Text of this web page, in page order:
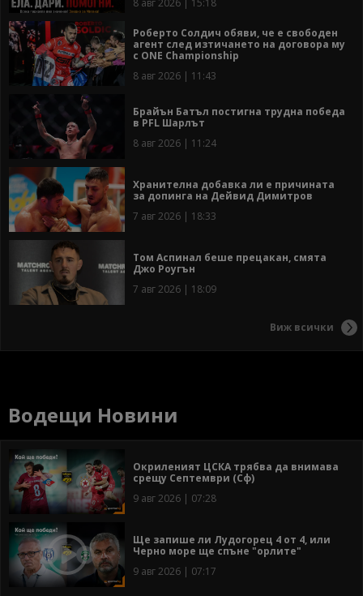
8 авг 2026 | 15:18
Роберто Солдич обяви, че е свободен
агент след изтичането на договора му
с ONE Championship
8 авг 2026 | 11:43
Брайън Батъл постигна трудна победа
в PFL Шарлът
8 авг 2026 | 11:24
Хранителна добавка ли е причината
за допинга на Дейвид Димитров
7 авг 2026 | 18:33
Том Аспинал беше прецакан, смята
Джо Роугън
7 авг 2026 | 18:09
Виж всички
Водещи Новини
Окриленият ЦСКА трябва да внимава
срещу Септември (Сф)
9 авг 2026 | 07:28
Ще запише ли Лудогорец 4 от 4, или
Черно море ще спъне "орлите"
9 авг 2026 | 07:17